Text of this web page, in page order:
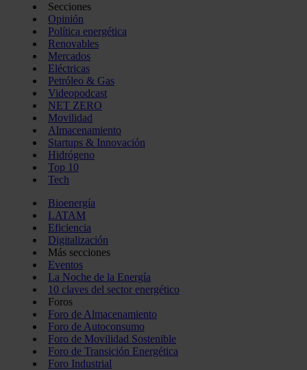
Secciones
Opinión
Política energética
Renovables
Mercados
Eléctricas
Petróleo & Gas
Videopodcast
NET ZERO
Movilidad
Almacenamiento
Startups & Innovación
Hidrógeno
Top 10
Tech
Bioenergía
LATAM
Eficiencia
Digitalización
Más secciones
Eventos
La Noche de la Energía
10 claves del sector energético
Foros
Foro de Almacenamiento
Foro de Autoconsumo
Foro de Movilidad Sostenible
Foro de Transición Energética
Foro Industrial